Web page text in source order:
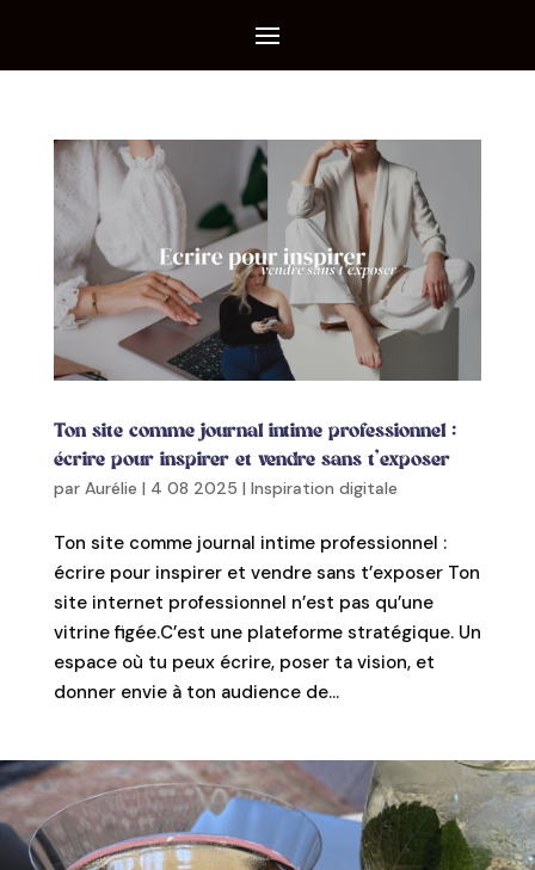
Ton site comme journal intime professionnel :
écrire pour inspirer et vendre sans t’exposer
par Aurélie | 4 08 2025 | Inspiration digitale
Ton site comme journal intime professionnel :
écrire pour inspirer et vendre sans t’exposer Ton
site internet professionnel n’est pas qu’une
vitrine figée.C’est une plateforme stratégique. Un
espace où tu peux écrire, poser ta vision, et
donner envie à ton audience de...